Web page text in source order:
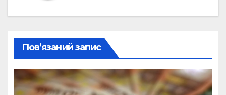
Пов’язаний запис